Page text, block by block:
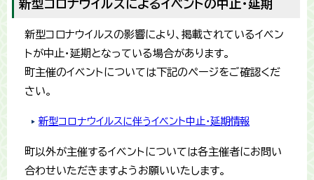
新型コロナウイルスによるイベントの中止・延期
新型コロナウイルスの影響により、掲載されているイベン
トが中止・延期となっている場合があります。
町主催のイベントについては下記のページをご確認くだ
さい。
新型コロナウイルスに伴うイベント中止・延期情報
町以外が主催するイベントについては各主催者にお問い
合わせいただきますようお願いいたします。